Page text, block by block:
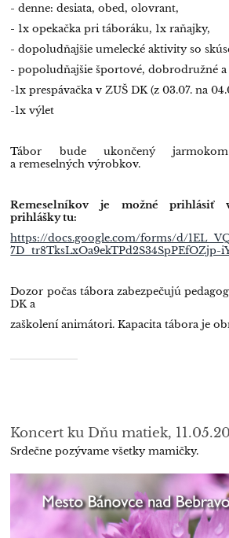
- denne: desiata, obed, olovrant,
- 1x opekačka pri táboráku, 1x raňajky,
- dopoludňajšie umelecké aktivity so
- popoludňajšie športové, dobrodružné a
-1x prespávačka v ZUŠ DK (z 03.07. na
-1x výlet
Tábor bude ukončený
a remeselných výrobkov.
Remeselníkov je možné prihlásiť
prihlášky tu:
https://docs.google.com/forms/d/
7D_tr8TksLxOa9ekTPd2S34SpPEfOZjp-
Dozor počas tábora zabezpečujú
DK a
zaškolení animátori. Kapacita tábora je
Koncert ku Dňu matiek,
Srdečne pozývame všetky mamičky.